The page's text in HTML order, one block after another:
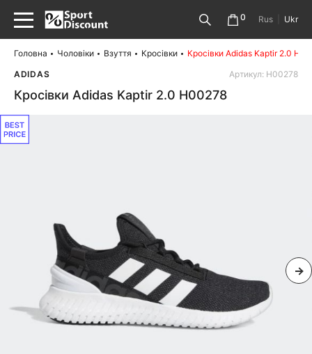
0 Rus Ukr
Головна Чоловіки Взуття Кросівки
Кросівки Adidas Kaptir 2.0
ADIDAS
Артикул: H00278
Кросівки Adidas Kaptir 2.0 H00278